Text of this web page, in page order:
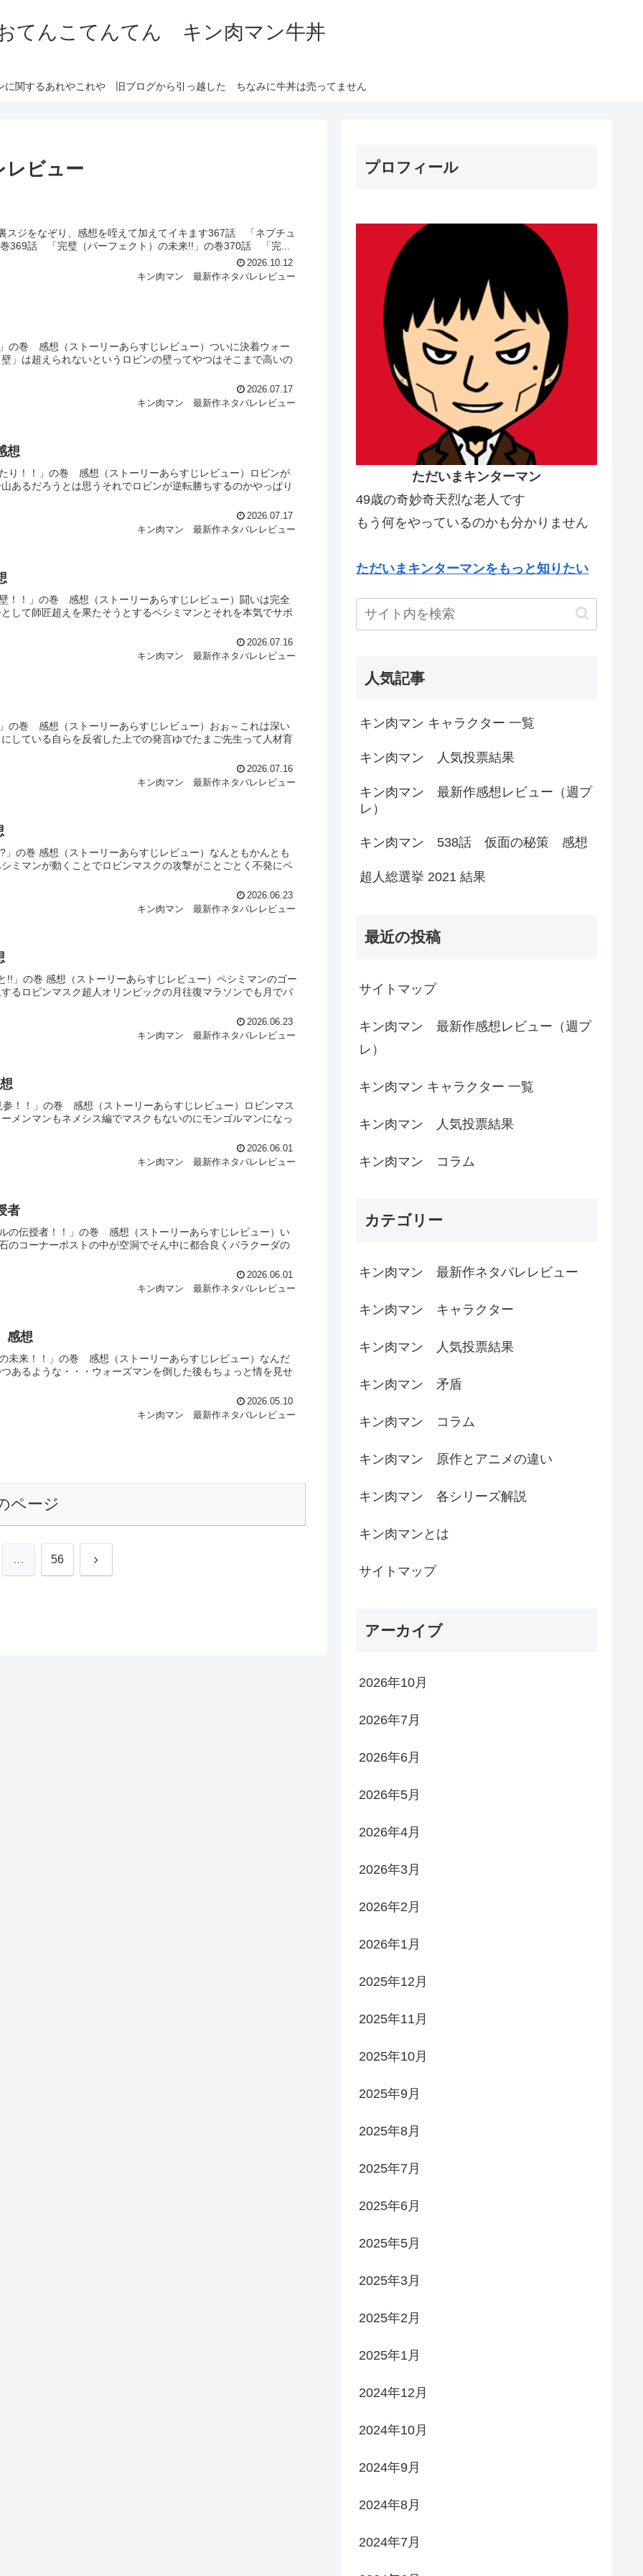
てんこてんてん キン肉マン牛丼
に関するあれやこれや 旧ブログから引っ越した ちなみに牛丼は売ってません
ビュー
スジをなぞり、感想を咥えて加えてイキます367話 「ネプチュ
369話 「完璧（パーフェクト）の未来!!」の巻370話 「完...
2026.10.12
キン肉マン 最新作ネタバレレビュー
巻 感想（ストーリーあらすじレビュー）ついに決着ウォー
」は超えられないというロビンの壁ってやつはそこまで高いの
2026.07.17
キン肉マン 最新作ネタバレレビュー
想
！！」の巻 感想（ストーリーあらすじレビュー）ロビンが
あるだろうとは思うそれでロビンが逆転勝ちするのかやっぱり
2026.07.17
キン肉マン 最新作ネタバレレビュー
！」の巻 感想（ストーリーあらすじレビュー）闘いは完全
して師匠超えを果たそうとするペシミマンとそれを本気でサポ
2026.07.16
キン肉マン 最新作ネタバレレビュー
巻 感想（ストーリーあらすじレビュー）おぉ～これは深い
している自らを反省した上での発言ゆでたまご先生って人材育
2026.07.16
キン肉マン 最新作ネタバレレビュー
の巻 感想（ストーリーあらすじレビュー）なんともかんとも
ミマンが動くことでロビンマスクの攻撃がことごとく不発にペ
2026.06.23
キン肉マン 最新作ネタバレレビュー
」の巻 感想（ストーリーあらすじレビュー）ペシミマンのゴー
るロビンマスク超人オリンピックの月往復マラソンでも月でバ
2026.06.23
キン肉マン 最新作ネタバレレビュー
！」の巻 感想（ストーリーあらすじレビュー）ロビンマス
メンマンもネメシス編でマスクもないのにモンゴルマンになっ
2026.06.01
キン肉マン 最新作ネタバレレビュー
者
伝授者！！」の巻 感想（ストーリーあらすじレビュー）い
のコーナーポストの中が空洞でそん中に都合良くバラクーダの
2026.06.01
キン肉マン 最新作ネタバレレビュー
感想
来！！」の巻 感想（ストーリーあらすじレビュー）なんだ
あるような・・・ウォーズマンを倒した後もちょっと情を見せ
2026.05.10
キン肉マン 最新作ネタバレレビュー
ページ
… 56 次
プロフィール
ただいまキンターマン
49歳の奇妙奇天烈な老人です
もう何をやっているのかも分かりません
ただいまキンターマンをもっと知りたい
人気記事
キン肉マン キャラクター 一覧
キン肉マン 人気投票結果
キン肉マン 最新作感想レビュー（週プ
レ）
キン肉マン 538話 仮面の秘策 感想
超人総選挙 2021 結果
最近の投稿
サイトマップ
キン肉マン 最新作感想レビュー（週プ
レ）
キン肉マン キャラクター 一覧
キン肉マン 人気投票結果
キン肉マン コラム
カテゴリー
キン肉マン 最新作ネタバレレビュー
キン肉マン キャラクター
キン肉マン 人気投票結果
キン肉マン 矛盾
キン肉マン コラム
キン肉マン 原作とアニメの違い
キン肉マン 各シリーズ解説
キン肉マンとは
サイトマップ
アーカイブ
2026年10月
2026年7月
2026年6月
2026年5月
2026年4月
2026年3月
2026年2月
2026年1月
2025年12月
2025年11月
2025年10月
2025年9月
2025年8月
2025年7月
2025年6月
2025年5月
2025年3月
2025年2月
2025年1月
2024年12月
2024年10月
2024年9月
2024年8月
2024年7月